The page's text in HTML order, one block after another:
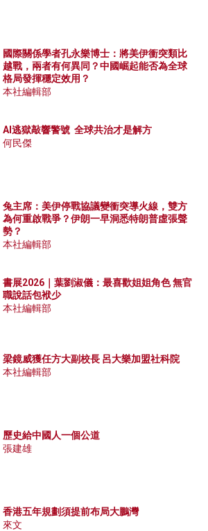
國際關係學者孔永樂博士：將美伊衝突類比
越戰，兩者有何異同？中國崛起能否為全球
格局發揮穩定效用？
本社編輯部
AI逃獄敲響警號 全球共治才是解方
何民傑
兔主席：美伊停戰協議變衝突導火線，雙方
為何重啟戰爭？伊朗一早洞悉特朗普虛張聲
勢？
本社編輯部
書展2026｜葉劉淑儀：最喜歡姐姐角色 無官
職說話包袱少
本社編輯部
梁鏡威獲任方大副校長 呂大樂加盟社科院
本社編輯部
歷史給中國人一個公道
張建雄
香港五年規劃須提前布局大鵬灣
來文